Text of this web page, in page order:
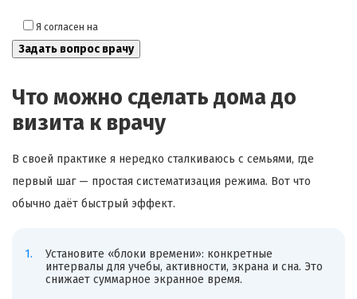
Я согласен на
Что можно сделать дома до
визита к врачу
В своей практике я нередко сталкиваюсь с семьями, где
первый шаг — простая систематизация режима. Вот что
обычно даёт быстрый эффект.
Установите «блоки времени»: конкретные
интервалы для учебы, активности, экрана и сна. Это
снижает суммарное экранное время.